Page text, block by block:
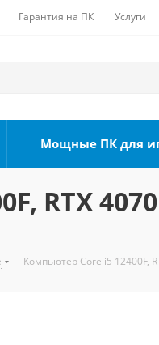
Гарантия на ПК Услуги
Мощные ПК для
RTX
- Компьютер Core i5 12400F,